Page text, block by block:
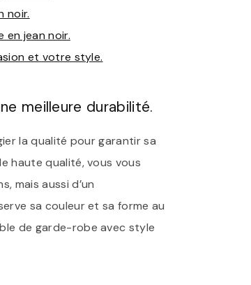
noir.
en jean noir.
et votre style.
meilleure durabilité.
la qualité pour garantir sa
haute qualité, vous vous
mais aussi d’un
sa couleur et sa forme au
de garde-robe avec style